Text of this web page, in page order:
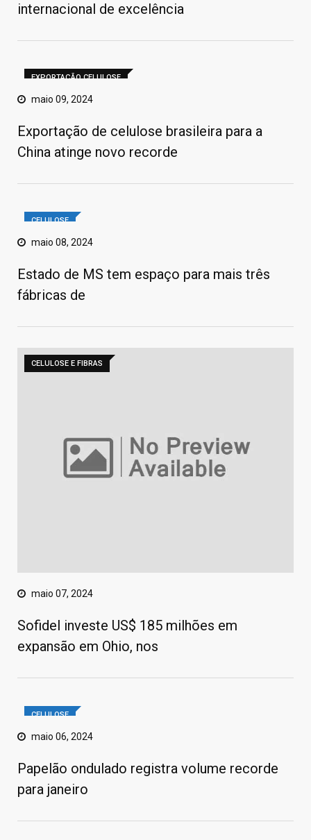
internacional de excelência
EXPORTAÇÃO CELULOSE
maio 09, 2024
Exportação de celulose brasileira para a
China atinge novo recorde
CELULOSE
maio 08, 2024
Estado de MS tem espaço para mais três
fábricas de
CELULOSE E FIBRAS
maio 07, 2024
Sofidel investe US$ 185 milhões em
expansão em Ohio, nos
CELULOSE
maio 06, 2024
Papelão ondulado registra volume recorde
para janeiro